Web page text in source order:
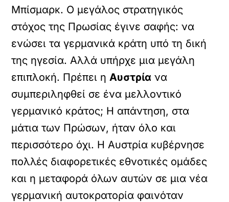
Μπίσμαρκ. Ο μεγάλος στρατηγικός
στόχος της Πρωσίας έγινε σαφής: να
ενώσει τα γερμανικά κράτη υπό τη δική
της ηγεσία. Αλλά υπήρχε μια μεγάλη
επιπλοκή. Πρέπει ηΑυστρία να
συμπεριληφθεί σε ένα μελλοντικό
γερμανικό κράτος; Η απάντηση, στα
μάτια των Πρώσων, ήταν όλο και
περισσότερο όχι. Η Αυστρία κυβέρνησε
πολλές διαφορετικές εθνοτικές ομάδες
και η μεταφορά όλων αυτών σε μια νέα
γερμανική αυτοκρατορία φαινόταν